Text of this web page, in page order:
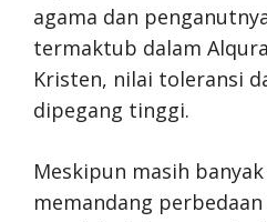
agama dan
termaktub dalam
Kristen, nilai toleransi
dipegang tinggi.
Meskipun masih
memandang